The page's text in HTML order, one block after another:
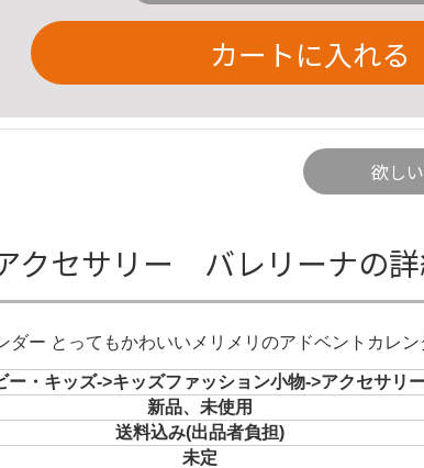
カートに入れる
欲し
セサリー バレリーナの詳
ー とってもかわいいメリメリのアドベントカレン
ー・キッズ->キッズファッション小物->アクセサリ
新品、未使用
送料込み(出品者負担)
未定